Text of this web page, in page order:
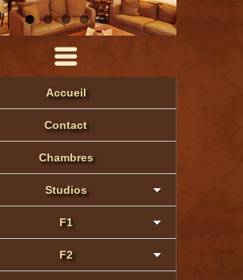
Accueil
Contact
Chambres
Studios
F1
F2